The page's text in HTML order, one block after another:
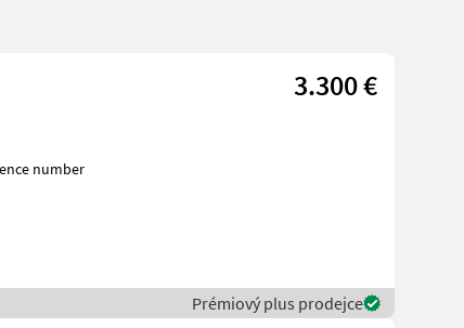
3.300 €
Prémiový plus prodejce